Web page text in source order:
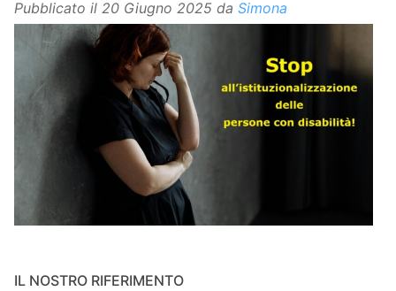
Pubblicato il 20 Giugno 2025 da Simona
IL NOSTRO RIFERIMENTO